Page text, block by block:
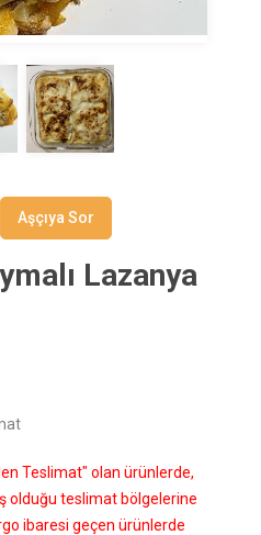
Aşçıya Sor
Lazanya
Teslimat" olan ürünlerde,
olduğu teslimat bölgelerine
ibaresi geçen ürünlerde